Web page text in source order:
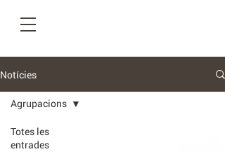
Notícies
Totes les
entrades
Agrupacions